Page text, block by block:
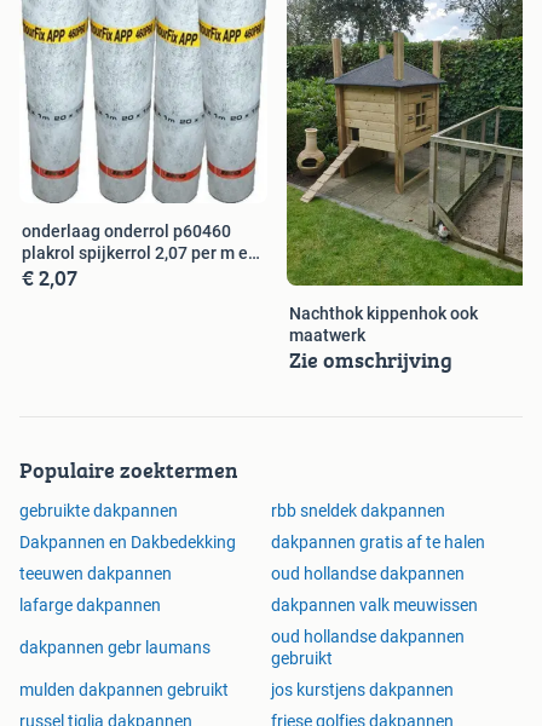
onderlaag onderrol p60460
plakrol spijkerrol 2,07 per m ex
‼
€ 2,07
Nachthok kippenhok ook
maatwerk
Zie omschrijving
Populaire zoektermen
gebruikte dakpannen
rbb sneldek dakpannen
Dakpannen en Dakbedekking
dakpannen gratis af te halen
teeuwen dakpannen
oud hollandse dakpannen
lafarge dakpannen
dakpannen valk meuwissen
dakpannen gebr laumans
oud hollandse dakpannen
gebruikt
mulden dakpannen gebruikt
jos kurstjens dakpannen
russel tiglia dakpannen
friese golfjes dakpannen